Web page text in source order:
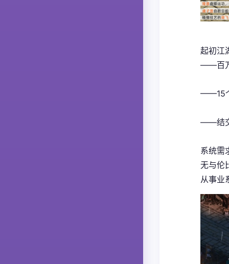
起初江
——百万
——15
——结交
系统需
无与伦
从事业